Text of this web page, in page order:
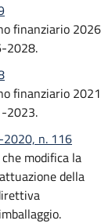
finanziario 2026
2028.
finanziario 2021
2023.
n. 116
modifica la
della